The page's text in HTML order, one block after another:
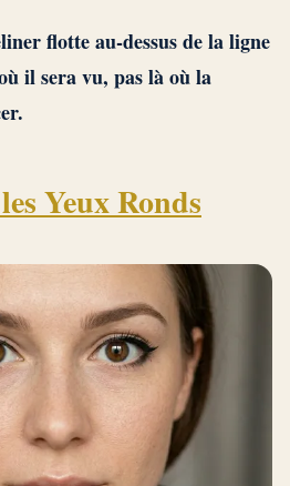
flotte au-dessus de la ligne
il sera vu, pas là où la
Yeux Ronds